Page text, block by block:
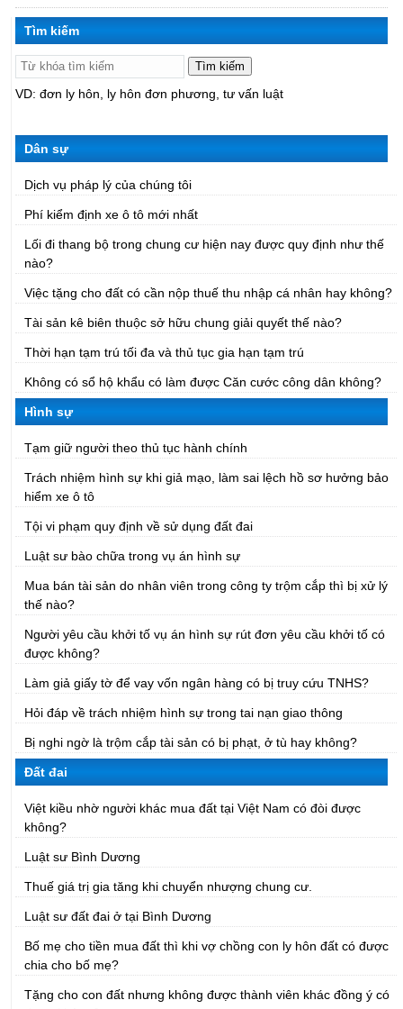
Tìm kiếm
Tìm kiếm
VD: đơn ly hôn ly hôn đơn phương tư vấn luật
Dân sự
Dịch vụ pháp lý của chúng tôi
Phí kiểm định xe ô tô mới nhất
Lối đi thang bộ trong chung cư hiện nay được quy định như thế
nào?
Việc tặng cho đất có cần nộp thuế thu nhập cá nhân hay không?
Tài sản kê biên thuộc sở hữu chung giải quyết thế nào?
Thời hạn tạm trú tối đa và thủ tục gia hạn tạm trú
Không có sổ hộ khẩu có làm được Căn cước công dân không?
Hình sự
Tạm giữ người theo thủ tục hành chính
Trách nhiệm hình sự khi giả mạo, làm sai lệch hồ sơ hưởng bảo
hiểm xe ô tô
Tội vi phạm quy định về sử dụng đất đai
Luật sư bào chữa trong vụ án hình sự
Mua bán tài sản do nhân viên trong công ty trộm cắp thì bị xử lý
thế nào?
Người yêu cầu khởi tố vụ án hình sự rút đơn yêu cầu khởi tố có
được không?
Làm giả giấy tờ để vay vốn ngân hàng có bị truy cứu TNHS?
Hỏi đáp về trách nhiệm hình sự trong tai nạn giao thông
Bị nghi ngờ là trộm cắp tài sản có bị phạt, ở tù hay không?
Đất đai
Việt kiều nhờ người khác mua đất tại Việt Nam có đòi được
không?
Luật sư Bình Dương
Thuế giá trị gia tăng khi chuyển nhượng chung cư.
Luật sư đất đai ở tại Bình Dương
Bố mẹ cho tiền mua đất thì khi vợ chồng con ly hôn đất có được
chia cho bố mẹ?
Tặng cho con đất nhưng không được thành viên khác đồng ý có